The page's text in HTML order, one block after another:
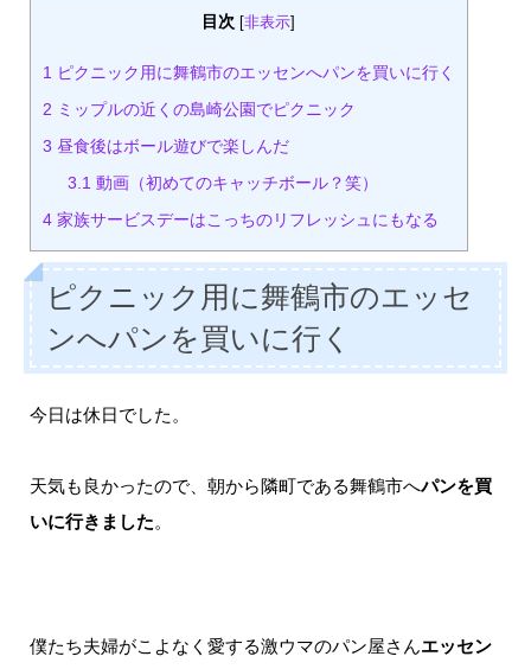
目次 [非表示]
1 ピクニック用に舞鶴市のエッセンへパンを買いに行く
2 ミップルの近くの島崎公園でピクニック
3 昼食後はボール遊びで楽しんだ
3.1 動画（初めてのキャッチボール？笑）
4家族サービスデーはこっちのリフレッシュにもなる
ピクニック用に舞鶴市のエッセ
ンへパンを買いに行く
今日は休日でした。
天気も良かったので、朝から隣町である舞鶴市へパンを買
いに行きました。
僕たち夫婦がこよなく愛する激ウマのパン屋さんエッセン